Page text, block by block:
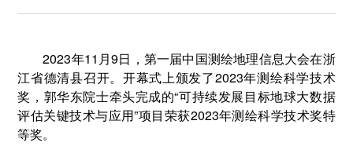
2023年11月9日，第一届中国测绘地理信息大会在浙
江省德清县召开。开幕式上颁发了2023年测绘科学技术
奖，郭华东院士牵头完成的“可持续发展目标地球大数据
评估关键技术与应用”项目荣获2023年测绘科学技术奖特
等奖。